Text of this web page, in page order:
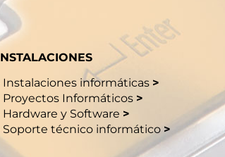
Instalaciones informáticas >
Proyectos Informáticos >
Hardware y Software >
Soporte técnico informático >